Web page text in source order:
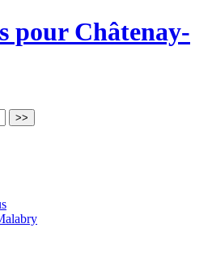
pour Châtenay-
>>